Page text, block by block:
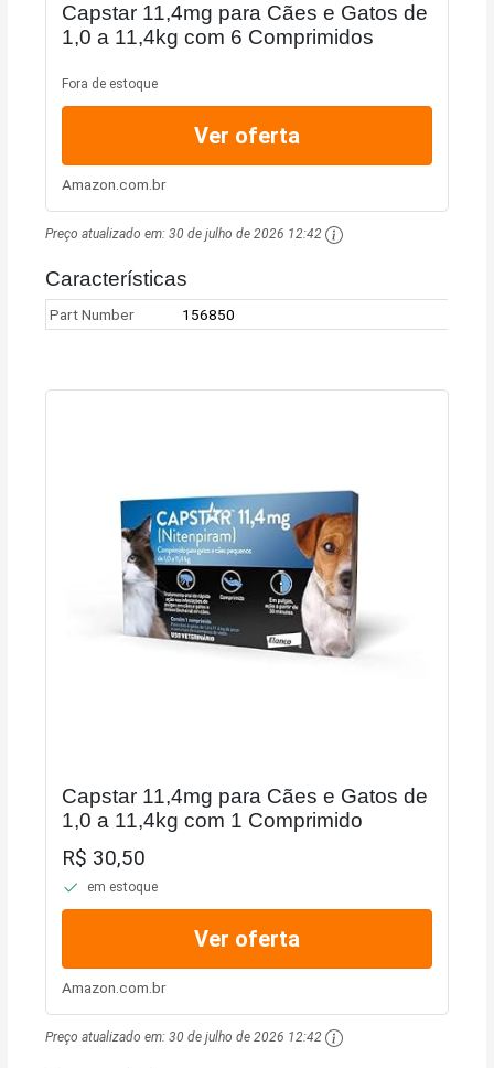
Capstar 11,4mg para Cães e Gatos de
1,0 a 11,4kg com 6 Comprimidos
Fora de estoque
Ver oferta
Amazon.com.br
Preço atualizado em:30 de julho de 2026 12:42
Características
Part Number 156850
Capstar 11,4mg para Cães e Gatos de
1,0 a 11,4kg com 1 Comprimido
R$ 30,50
em estoque
Ver oferta
Amazon.com.br
Preço atualizado em:30 de julho de 2026 12:42